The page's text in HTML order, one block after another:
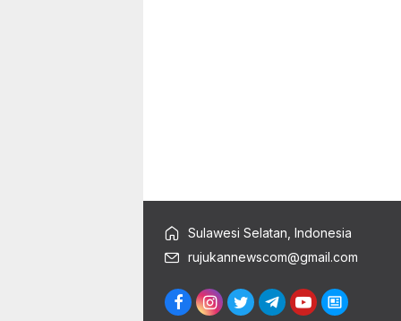
Sulawesi Selatan, Indonesia
rujukannewscom@gmail.com